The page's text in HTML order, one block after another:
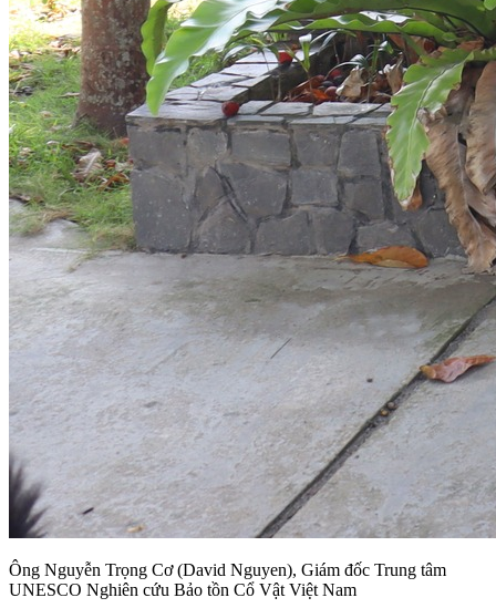
Ông Nguyễn Trọng Cơ (David Nguyen), Giám đốc Trung tâm
UNESCO Nghiên cứu Bảo tồn Cổ Vật Việt Nam